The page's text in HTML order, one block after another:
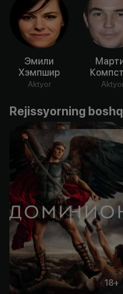
Эмили
Хэмпшир
Aktyor
Rejissyorning
18+